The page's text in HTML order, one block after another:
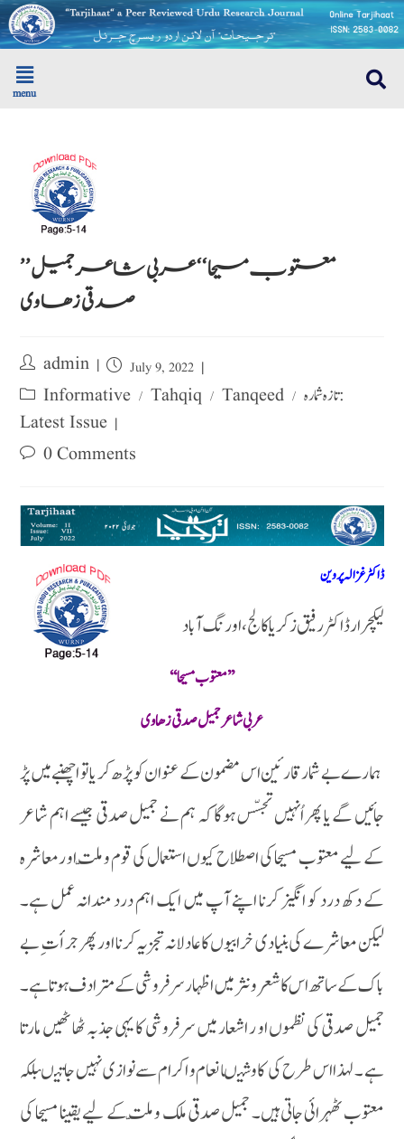
menu
’’معتوب مسیحا ‘‘ عربی شاعر جمیل
صدقی زھاوی
admin July 9, 2022
Informative / Tahqiq / Tanqeed / تازہ شمارہ :
Latest Issue
0 Comments
ڈاکٹر غزالہ پروین
لیکچرار ڈاکٹر رفیق زکریا کالج ، اورنگ آباد
’’معتوب مسیحا ‘‘
عربی شاعر جمیل صدقی زھاوی
ہمارے بے شمار قارئین اس مضمون کے عنوان کو پڑ ھ کر یا تو اچھنبے میں پڑ
جائیں گے یا پھر اُنہیں تجسّس ہوگا کہ ہم نے جمیل صدقی جیسے اہم شاعر
کے لیے معتوب مسیحا کی اصطلاح کیوں استعمال کی قوم و ملّت او رمعاشرہ
کے دکھ درد کو انگیز کرنا اپنے آپ میں ایک اہم درد مندانہ عمل ہے۔
لیکن معاشرے کی بنیادی خرابیوں کا عادلانہ تجزیہ کرنا اور پھر جرأت ِ بے
باک کے ساتھ اس کا شعر و نثر میں اظہار سر فروشی کے مترادف ہوتا ہے۔
جمیل صدقی کی نظموں او ر اشعار میں سر فروشی کا یہی جذبہ ٹھاٹھیں مارتا
ہے ۔ لہذا اس طرح کی کاوشیںانعام و اکرام سے نوازی نہیں جاتیںبلکہ
معتوب ٹھہرائی جاتی ہیں۔ جمیل صدقی ملک و ملّت کے لیے یقینا مسیحا کی